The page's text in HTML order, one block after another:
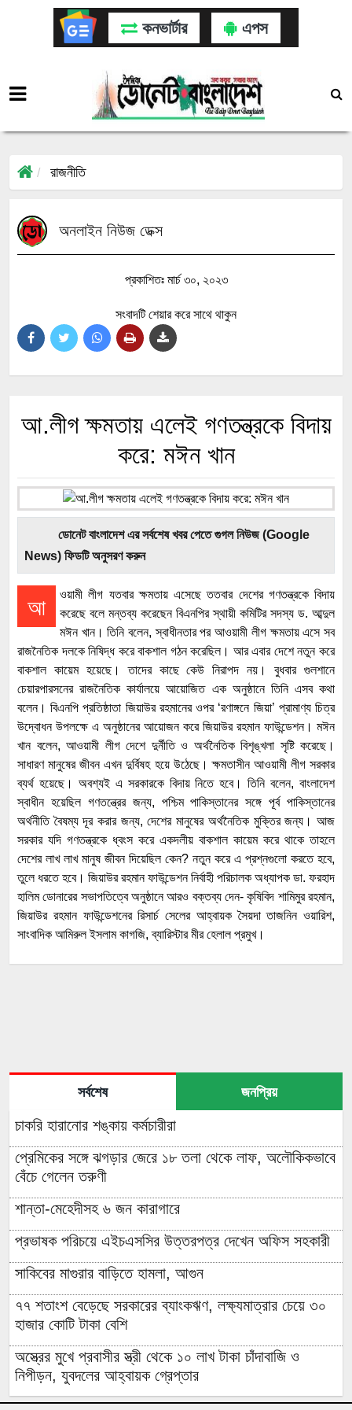
কনভার্টার এপস
রাজনীতি
অনলাইন নিউজ ডেক্স
প্রকাশিতঃ মার্চ ৩০, ২০২৩
সংবাদটি শেয়ার করে সাথে থাকুন
আ.লীগ ক্ষমতায় এলেই গণতন্ত্রকে বিদায়
করে: মঈন খান
ডোনেট বাংলাদেশ এর সর্বশেষ খবর পেতে গুগল নিউজ (Google
News) ফিডটি অনুসরণ করুন
আ
ওয়ামী লীগ যতবার ক্ষমতায় এসেছে ততবার দেশের গণতন্ত্রকে বিদায়
করেছে বলে মন্তব্য করেছেন বিএনপির স্থায়ী কমিটির সদস্য ড. আব্দুল
মঈন খান। তিনি বলেন, স্বাধীনতার পর আওয়ামী লীগ ক্ষমতায় এসে সব
রাজনৈতিক দলকে নিষিদ্ধ করে বাকশাল গঠন করেছিল। আর এবার দেশে নতুন করে
বাকশাল কায়েম হয়েছে। তাদের কাছে কেউ নিরাপদ নয়। বুধবার গুলশানে
চেয়ারপারসনের রাজনৈতিক কার্যালয়ে আয়োজিত এক অনুষ্ঠানে তিনি এসব কথা
বলেন। বিএনপি প্রতিষ্ঠাতা জিয়াউর রহমানের ওপর ‘রণাঙ্গনে জিয়া’ প্রামাণ্য চিত্র
উদ্বোধন উপলক্ষে এ অনুষ্ঠানের আয়োজন করে জিয়াউর রহমান ফাউন্ডেশন। মঈন
খান বলেন, আওয়ামী লীগ দেশে দুর্নীতি ও অর্থনৈতিক বিশৃঙ্খলা সৃষ্টি করেছে।
সাধারণ মানুষের জীবন এখন দুর্বিষহ হয়ে উঠেছে। ক্ষমতাসীন আওয়ামী লীগ সরকার
ব্যর্থ হয়েছে। অবশ্যই এ সরকারকে বিদায় নিতে হবে। তিনি বলেন, বাংলাদেশ
স্বাধীন হয়েছিল গণতন্ত্রের জন্য, পশ্চিম পাকিস্তানের সঙ্গে পূর্ব পাকিস্তানের
অর্থনীতি বৈষম্য দূর করার জন্য, দেশের মানুষের অর্থনৈতিক মুক্তির জন্য। আজ
সরকার যদি গণতন্ত্রকে ধ্বংস করে একদলীয় বাকশাল কায়েম করে থাকে তাহলে
দেশের লাখ লাখ মানুষ জীবন দিয়েছিল কেন? নতুন করে এ প্রশ্নগুলো করতে হবে,
তুলে ধরতে হবে। জিয়াউর রহমান ফাউন্ডেশন নির্বাহী পরিচালক অধ্যাপক ডা. ফরহাদ
হালিম ডোনারের সভাপতিত্বে অনুষ্ঠানে আরও বক্তব্য দেন- কৃষিবিদ শামিমুর রহমান,
জিয়াউর রহমান ফাউন্ডেশনের রিসার্চ সেলের আহ্বায়ক সৈয়দা তাজনিন ওয়ারিশ,
সাংবাদিক আমিরুল ইসলাম কাগজি, ব্যারিস্টার মীর হেলাল প্রমুখ।
সর্বশেষ জনপ্রিয়
চাকরি হারানোর শঙ্কায় কর্মচারীরা
প্রেমিকের সঙ্গে ঝগড়ার জেরে ১৮ তলা থেকে লাফ, অলৌকিকভাবে
বেঁচে গেলেন তরুণী
শান্তা-মেহেদীসহ ৬ জন কারাগারে
প্রভাষক পরিচয়ে এইচএসসির উত্তরপত্র দেখেন অফিস সহকারী
সাকিবের মাগুরার বাড়িতে হামলা, আগুন
৭৭ শতাংশ বেড়েছে সরকারের ব্যাংকঋণ, লক্ষ্যমাত্রার চেয়ে ৩০
হাজার কোটি টাকা বেশি
অস্ত্রের মুখে প্রবাসীর স্ত্রী থেকে ১০ লাখ টাকা চাঁদাবাজি ও
নিপীড়ন, যুবদলের আহ্বায়ক গ্রেপ্তার